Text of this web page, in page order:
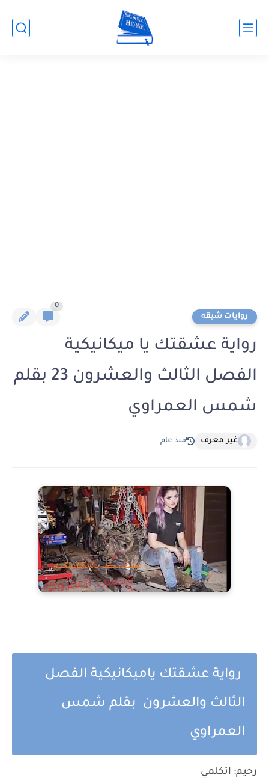
روايات شيقه
0
رواية عشقتك يا ميكانيكية
الفصل الثالث والعشرون 23 بقلم
شمس العمراوي
غير معرف منذ عام
رواية عشقتك ياميكانيكية الفصل
الثالث والعشرون بقلم شمس
العمراوي
رحيم: اتكلمي